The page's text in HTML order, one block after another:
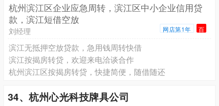
杭州滨江区企业应急周转，滨江区中小企业信用贷
款，滨江短借空放
刘经理 网店第1年 百
滨江无抵押空放贷款，急用钱周转快借
滨江按揭房转贷，欢迎来电洽谈合作
杭州滨江区按揭房转贷，快捷简便，随借随还
34、杭州心光科技牌具公司